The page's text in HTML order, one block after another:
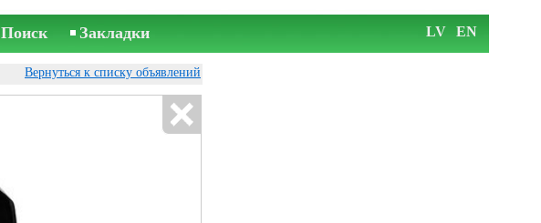
Поиск Закладки LV EN
Вернуться к списку объявлений